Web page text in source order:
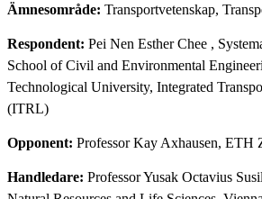
Ämnesområde: Transportvetenskap,
Respondent: Pei Nen Esther Chee ,
School of Civil and Environmental
Technological University, Integrated
(ITRL)
Opponent: Professor Kay Axhausen, ETH
Handledare: Professor Yusak Octavius